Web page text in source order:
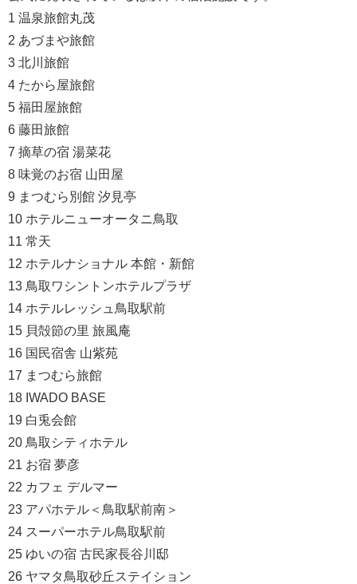
1 温泉旅館丸茂
2 あづまや旅館
3 北川旅館
4 たから屋旅館
5 福田屋旅館
6 藤田旅館
7 摘草の宿 湯菜花
8 味覚のお宿 山田屋
9 まつむら別館 汐見亭
10 ホテルニューオータニ鳥取
11 常天
12 ホテルナショナル 本館・新館
13 鳥取ワシントンホテルプラザ
14 ホテルレッシュ鳥取駅前
15 貝殻節の里 旅風庵
16 国民宿舎 山紫苑
17 まつむら旅館
18 IWADO BASE
19 白兎会館
20 鳥取シティホテル
21 お宿 夢彦
22 カフェ デルマー
23 アパホテル＜鳥取駅前南＞
24 スーパーホテル鳥取駅前
25 ゆいの宿 古民家長谷川邸
26 ヤマタ鳥取砂丘ステイション